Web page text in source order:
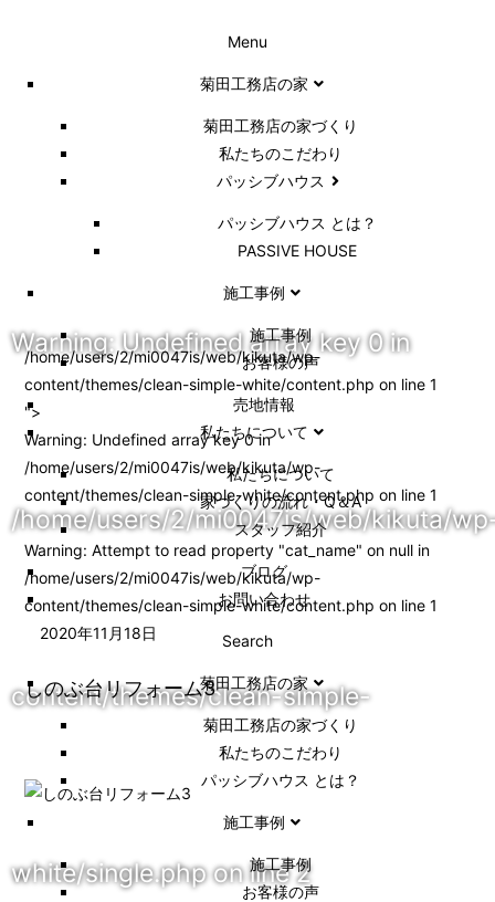
Menu
菊田工務店の家
菊田工務店の家づくり​
私たちのこだわり
パッシブハウス
パッシブハウス とは？
PASSIVE HOUSE
施工事例
施⼯事例
お客様の声
売地情報
私たちについて
私たちについて
家づくりの流れ・Q＆A
スタッフ紹介
ブログ
お問い合わせ
Search
菊田工務店の家
菊田工務店の家づくり​
私たちのこだわり
パッシブハウス とは？
施工事例
施⼯事例
お客様の声
Warning: Undefined array key 0 in
/home/users/2/mi0047is/web/kikuta/
content/themes/clean-simple-
white/single.phpon line2
/home/users/2/mi0047is/web/kikuta/wp-
content/themes/clean-simple-white/content.php on line1
">
Warning: Undefined array key 0 in
/home/users/2/mi0047is/web/kikuta/wp-
content/themes/clean-simple-white/content.php on line1
Warning: Attempt to read property "cat_name" on null in
/home/users/2/mi0047is/web/kikuta/wp-
content/themes/clean-simple-white/content.php on line1
2020年11月18日
しのぶ台リフォーム3